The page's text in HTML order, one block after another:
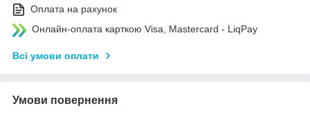
Оплата на рахунок
Онлайн-оплата карткою Visa, Mastercard - LiqPay
Всі умови оплати
Умови повернення